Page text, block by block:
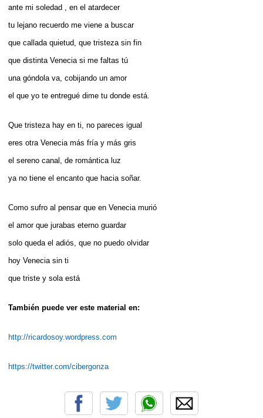
ante mi soledad , en el atardecer
tu lejano recuerdo me viene a buscar
que callada quietud, que tristeza sin fin
que distinta Venecia si me faltas tú
una góndola va, cobijando un amor
el que yo te entregué dime tu donde está.
Que tristeza hay en ti, no pareces igual
eres otra Venecia más fría y más gris
el sereno canal, de romántica luz
ya no tiene el encanto que hacia soñar.
Como sufro al pensar que en Venecia murió
el amor que jurabas eterno guardar
solo queda el adiós, que no puedo olvidar
hoy Venecia sin ti
que triste y sola está
También puede ver este material en:
http://ricardosoy.wordpress.com
https://twitter.com/cibergonza